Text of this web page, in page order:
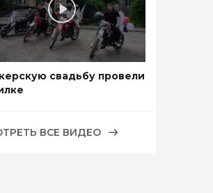
свадьбу провели
ВСЕ ВИДЕО